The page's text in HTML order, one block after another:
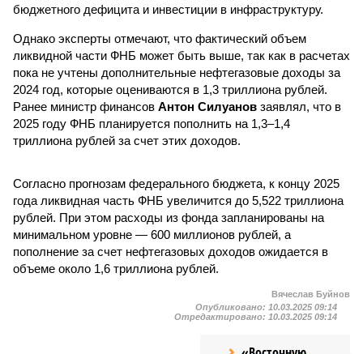
бюджетного дефицита и инвестиции в инфраструктуру.
Однако эксперты отмечают, что фактический объем
ликвидной части ФНБ может быть выше, так как в расчетах
пока не учтены дополнительные нефтегазовые доходы за
2024 год, которые оцениваются в 1,3 триллиона рублей.
Ранее министр финансов Антон Силуанов заявлял, что в
2025 году ФНБ планируется пополнить на 1,3–1,4
триллиона рублей за счет этих доходов.
Согласно прогнозам федерального бюджета, к концу 2025
года ликвидная часть ФНБ увеличится до 5,522 триллиона
рублей. При этом расходы из фонда запланированы на
минимальном уровне — 600 миллионов рублей, а
пополнение за счет нефтегазовых доходов ожидается в
объеме около 1,6 триллиона рублей.
Вячеслав Буйнов
Опубликовано: 10.03.2025 09:14
Отредактировано: 10.03.2025 09:14